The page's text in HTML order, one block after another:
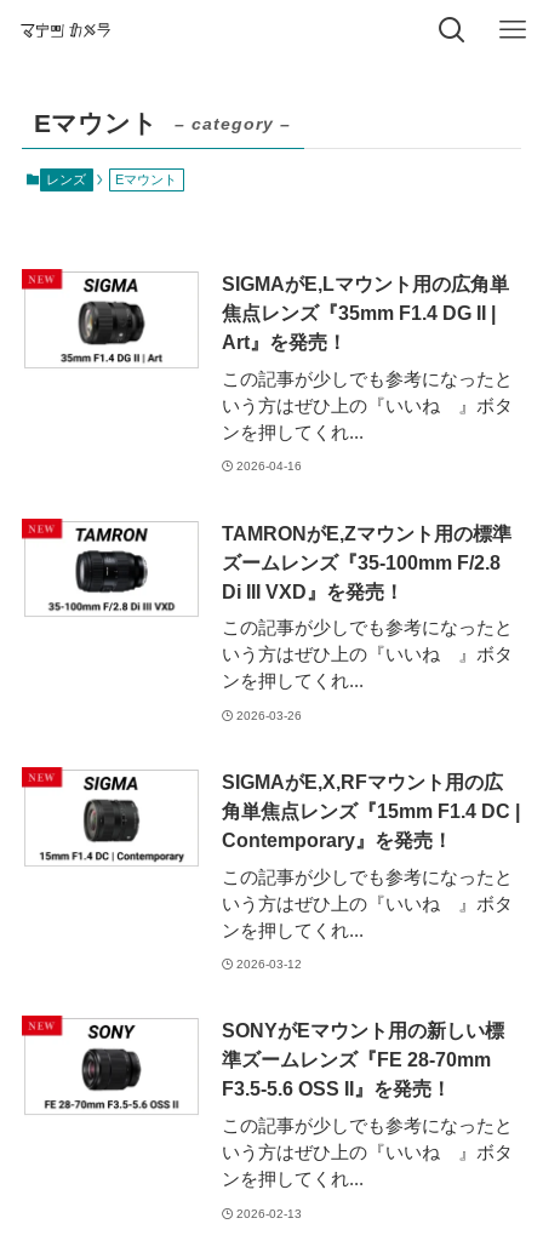
Eマウント – category –
レンズ Eマウント
SIGMAがE,Lマウント用の広角単
焦点レンズ『35mm F1.4 DG II |
Art』を発売！
この記事が少しでも参考になったと
いう方はぜひ上の『いいね 』ボタ
ンを押してくれ...
2026-04-16
TAMRONがE,Zマウント用の標準
ズームレンズ『35-100mm F/2.8
Di III VXD』を発売！
この記事が少しでも参考になったと
いう方はぜひ上の『いいね 』ボタ
ンを押してくれ...
2026-03-26
SIGMAがE,X,RFマウント用の広
角単焦点レンズ『15mm F1.4 DC |
Contemporary』を発売！
この記事が少しでも参考になったと
いう方はぜひ上の『いいね 』ボタ
ンを押してくれ...
2026-03-12
SONYがEマウント用の新しい標
準ズームレンズ『FE 28-70mm
F3.5-5.6 OSS II』を発売！
この記事が少しでも参考になったと
いう方はぜひ上の『いいね 』ボタ
ンを押してくれ...
2026-02-13